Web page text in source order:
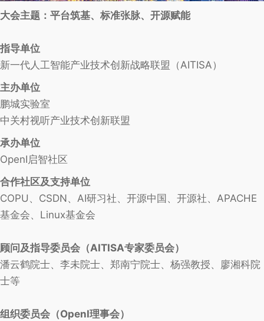
大会主题：平台筑基、标准张脉、开源赋能
指导单位
新一代人工智能产业技术创新战略联盟（AITISA）
主办单位
鹏城实验室
中关村视听产业技术创新联盟
承办单位
OpenI启智社区
合作社区及支持单位
COPU、CSDN、AI研习社、开源中国、开源社、APACHE
基金会、Linux基金会
顾问及指导委员会（AITISA专家委员会）
潘云鹤院士、李未院士、郑南宁院士、杨强教授、廖湘科院
士等
组织委员会（OpenI理事会）